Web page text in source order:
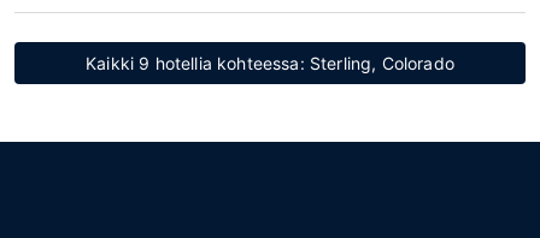
Kaikki 9 hotellia kohteessa: Sterling, Colorado